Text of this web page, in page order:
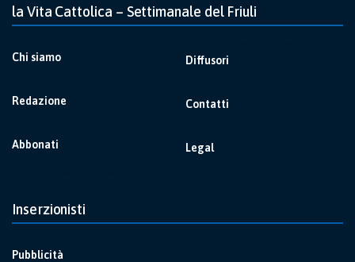
la Vita Cattolica – Settimanale del Friuli
Chi siamo
Redazione
Abbonati
Diffusori
Contatti
Legal
Inserzionisti
Pubblicità